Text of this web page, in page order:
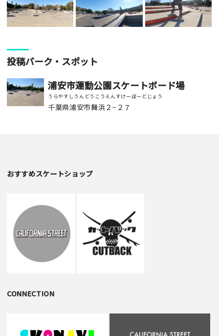
投稿パーク・スポット
浦安市運動公園スケートボード場
うらやすしうんどうこうえんすけーぼーどじょう
千葉県浦安市舞浜２−２７
おすすめスケートショップ
CONNECTION